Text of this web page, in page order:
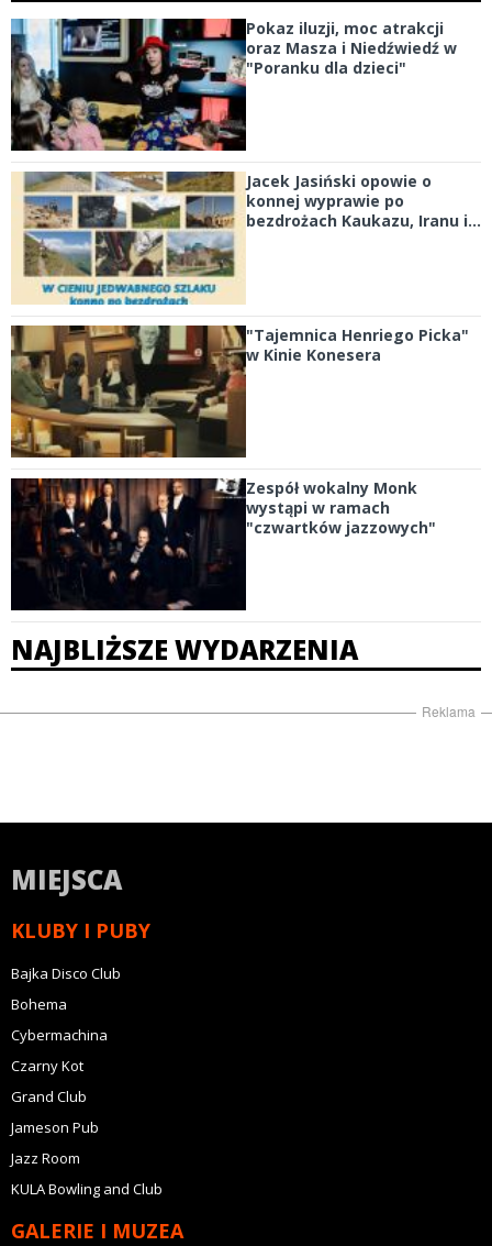
Pokaz iluzji, moc atrakcji
oraz Masza i Niedźwiedź w
"Poranku dla dzieci"
Jacek Jasiński opowie o
konnej wyprawie po
bezdrożach Kaukazu, Iranu i...
"Tajemnica Henriego Picka"
w Kinie Konesera
Zespół wokalny Monk
wystąpi w ramach
"czwartków jazzowych"
NAJBLIŻSZE WYDARZENIA
Reklama
MIEJSCA
KLUBY I PUBY
Bajka Disco Club
Bohema
Cybermachina
Czarny Kot
Grand Club
Jameson Pub
Jazz Room
KULA Bowling and Club
GALERIE I MUZEA